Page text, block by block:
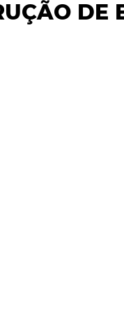
CIÊNCIA &
DE